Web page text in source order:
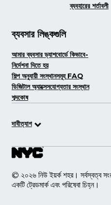
ব্যবহারের শর্তাবলী
ব্যবসার লিঙ্কগুলি
আমার ব্যবসার ড্যাশবোর্ডে কিভাবে-
নির্দেশনা দিতে হয়
শিল্প অনুযায়ী সংস্থানসমূহ FAQ
ডিজিটাল অ্যাক্সেসযোগ্যতার সংস্থান
শব্দকোষ
দাবীত্যাগ
© ২০২৬ নিউ ইয়র্ক শহর। সর্বস্বত্ব
একটি ট্রেডমার্ক এবং পরিষেবা চিহ্ন।